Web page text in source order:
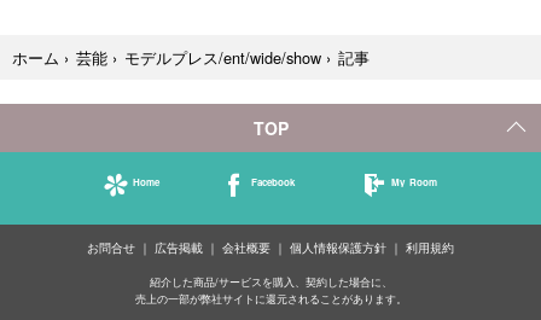
ホーム › 芸能 › モデルプレス/ent/wide/show › 記事
TOP
Home Facebook My Room
お問合せ 広告掲載 会社概要 個人情報保護方針 利用規約
紹介した商品/サービスを購入、契約した場合に、
売上の一部が弊社サイトに還元されることがあります。